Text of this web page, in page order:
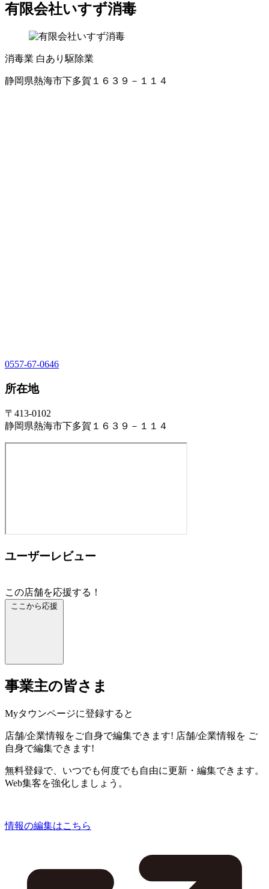
有限会社いすず消毒
消毒業 白あり駆除業
静岡県熱海市下多賀１６３９－１１４
0557-67-0646
所在地
〒413-0102
静岡県熱海市下多賀１６３９－１１４
ユーザーレビュー
この店舗を応援する！
ここから応援
事業主の皆さま
Myタウンページに登録すると
店舗/企業情報をご自身で編集できます! 店舗/企業情報を ご
自身で編集できます!
無料登録で、いつでも何度でも自由に更新・編集できます。
Web集客を強化しましょう。
情報の編集はこちら